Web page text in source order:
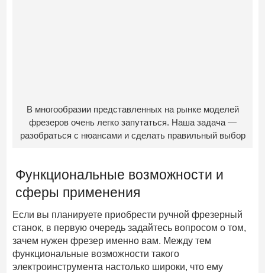
В многообразии представленных на рынке моделей
фрезеров очень легко запутаться. Наша задача —
разобраться с нюансами и сделать правильный выбор
Функциональные возможности и
сферы применения
Если вы планируете приобрести ручной фрезерный
станок, в первую очередь задайтесь вопросом о том,
зачем нужен фрезер именно вам. Между тем
функциональные возможности такого
электроинструмента настолько широки, что ему